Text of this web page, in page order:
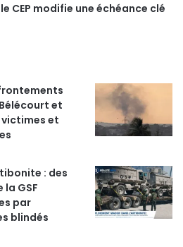
CEP modifie une échéance clé
et
et
: des
GSF
par
blindés